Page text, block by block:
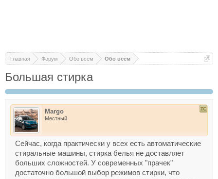
Главная Форум Обо всём Обо всём
Большая стирка
Margo
Местный
Сейчас, когда практически у всех есть автоматические
стиральные машины, стирка белья не доставляет
больших сложностей. У современных "прачек"
достаточно большой выбор режимов стирки, что